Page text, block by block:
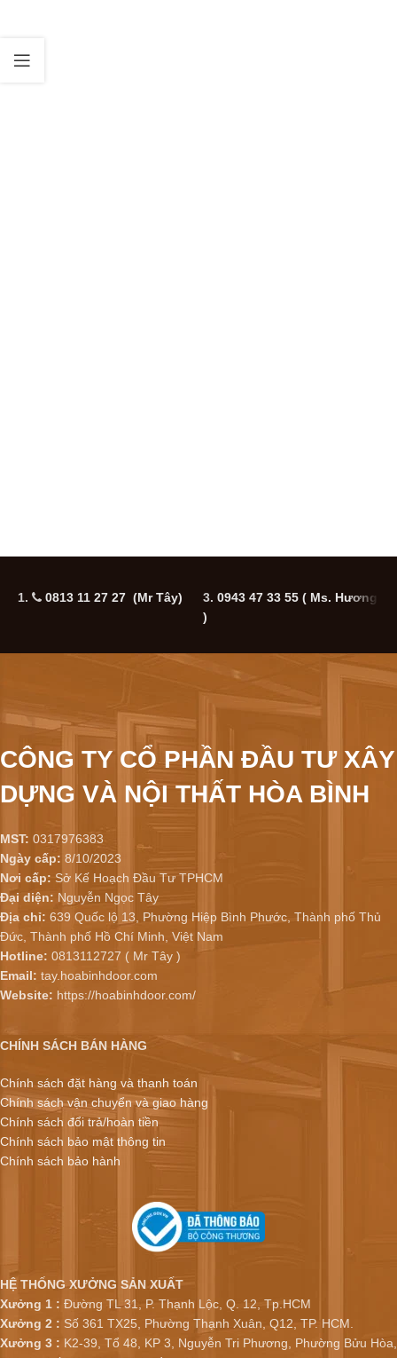
1. 0813 11 27 27 (Mr Tây) 3. 0943 47 33 55 ( Ms. Hương
)
CÔNG TY CỔ PHẦN ĐẦU TƯ XÂY
DỰNG VÀ NỘI THẤT HÒA BÌNH
MST: 0317976383
Ngày cấp: 8/10/2023
Nơi cấp: Sở Kế Hoạch Đầu Tư TPHCM
Đại diện: Nguyễn Ngọc Tây
Địa chỉ: 639 Quốc lộ 13, Phường Hiệp Bình Phước, Thành phố Thủ
Đức, Thành phố Hồ Chí Minh, Việt Nam
Hotline: 0813112727 ( Mr Tây )
Email: tay.hoabinhdoor.com
Website: https://hoabinhdoor.com/
CHÍNH SÁCH BÁN HÀNG
Chính sách đặt hàng và thanh toán
Chính sách vận chuyển và giao hàng
Chính sách đổi trả/hoàn tiền
Chính sách bảo mật thông tin
Chính sách bảo hành
HỆ THỐNG XƯỞNG SẢN XUẤT
Xưởng 1 : Đường TL 31, P. Thạnh Lộc, Q. 12, Tp.HCM
Xưởng 2 : Số 361 TX25, Phường Thạnh Xuân, Q12, TP. HCM.
Xưởng 3 : K2-39, Tổ 48, KP 3, Nguyễn Tri Phương, Phường Bửu Hòa,